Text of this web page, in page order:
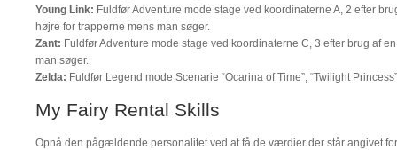
Young Link: Fuldfør Adventure mode stage ved koordinaterne A, 2 efter
højre for trapperne mens man søger.
Zant: Fuldfør Adventure mode stage ved koordinaterne C, 3 efter brug af
man søger.
Zelda: Fuldfør Legend mode Scenarie “Ocarina of Time”, “Twilight
My Fairy Rental Skills
Opnå den pågældende personalitet ved at få de værdier der står angivet